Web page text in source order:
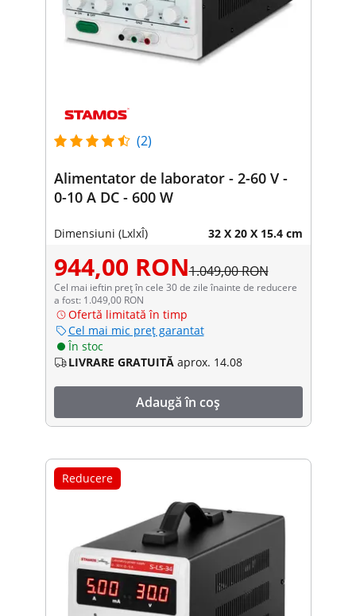
(2)
Alimentator de laborator - 2-60 V -
0-10 A DC - 600 W
Dimensiuni (LxlxÎ) 32 X 20 X 15.4 cm
944,00 RON1.049,00 RON
Cel mai ieftin preț în cele 30 de zile înainte de reducere
a fost: 1.049,00 RON
Ofertă limitată în timp
Cel mai mic preț garantat
În stoc
LIVRARE GRATUITĂ aprox. 14.08
Adaugă în coș
Reducere